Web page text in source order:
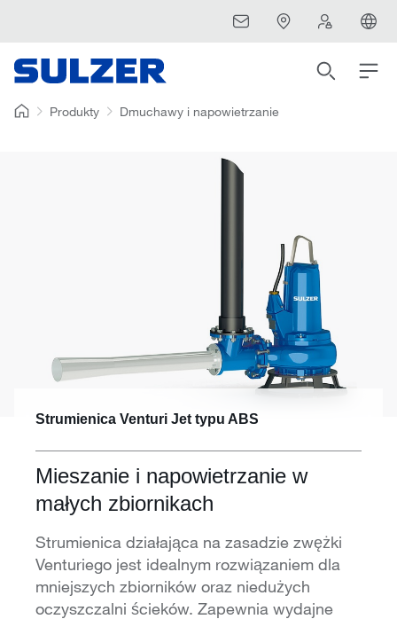
Produkty Dmuchawy i napowietrzanie
Strumienica Venturi Jet typu ABS
Mieszanie i napowietrzanie w
małych zbiornikach
Strumienica działająca na zasadzie zwężki
Venturiego jest idealnym rozwiązaniem dla
mniejszych zbiorników oraz niedużych
oczyszczalni ścieków. Zapewnia wydajne